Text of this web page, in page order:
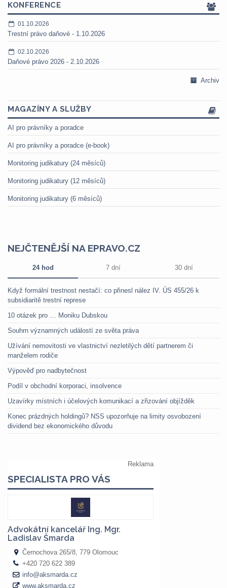
KONFERENCE
01.10.2026
Trestní právo daňové - 1.10.2026
02.10.2026
Daňové právo 2026 - 2.10.2026
Archiv
MAGAZÍNY A SLUŽBY
AI pro právníky a poradce
AI pro právníky a poradce (e-book)
Monitoring judikatury (24 měsíců)
Monitoring judikatury (12 měsíců)
Monitoring judikatury (6 měsíců)
NEJČTENĚJŠÍ NA EPRAVO.CZ
24 hod 7 dní 30 dní
Když formální trestnost nestačí: co přinesl nález IV. ÚS 455/26 k
subsidiaritě trestní represe
10 otázek pro … Moniku Dubskou
Souhrn významných událostí ze světa práva
Užívání nemovitosti ve vlastnictví nezletilých dětí partnerem či
manželem rodiče
Výpověď pro nadbytečnost
Podíl v obchodní korporaci, insolvence
Uzavírky místních i účelových komunikací a zřizování objížděk
Konec prázdných holdingů? NSS upozorňuje na limity osvobození
dividend bez ekonomického důvodu